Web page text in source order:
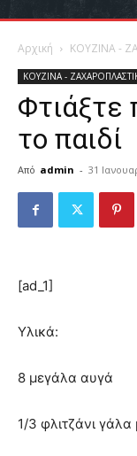
Αρχική ΚΟΥΖΙΝΑ -
ΚΟΥΖΙΝΑ -
Φτιάξτε
το παιδί
Από admin - 31
[ad_1]
Υλικά:
8 μεγάλα αυγά
1/3 φλιτζάνι γάλα